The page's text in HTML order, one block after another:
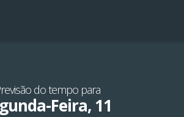
do tempo para
Feira, 11